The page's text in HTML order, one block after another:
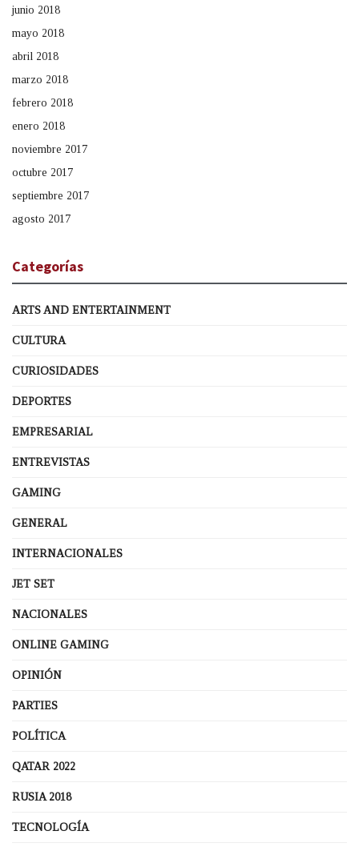
junio 2018
mayo 2018
abril 2018
marzo 2018
febrero 2018
enero 2018
noviembre 2017
octubre 2017
septiembre 2017
agosto 2017
Categorías
ARTS AND ENTERTAINMENT
CULTURA
CURIOSIDADES
DEPORTES
EMPRESARIAL
ENTREVISTAS
GAMING
GENERAL
INTERNACIONALES
JET SET
NACIONALES
ONLINE GAMING
OPINIÓN
PARTIES
POLÍTICA
QATAR 2022
RUSIA 2018
TECNOLOGÍA